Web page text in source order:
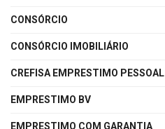
CONSÓRCIO
CONSÓRCIO IMOBILIÁRIO
CREFISA EMPRESTIMO PESSOAL
EMPRESTIMO BV
EMPRESTIMO COM GARANTIA